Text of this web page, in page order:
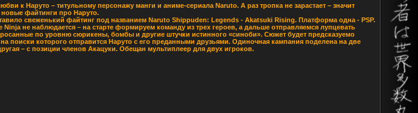
к Наруто – титульному персонажу манги и аниме-сериала Naruto. А раз тропка не зарастает – значит
файтинги про Наруто.
свеженький файтинг под названием Naruto Shippuden: Legends - Akatsuki Rising. Платформа одна - PSP.
не наблюдается – на старте формируем команду из трех героев, а дальше отправляемся лупцевать
по уровню сюрикены, бомбы и другие штучки истинного «синоби». Сюжет будет предсказуемо
поиски которого отправится Наруто с его преданными друзьями. Одиночная кампания поделена на две
– с позиции членов Акацуки. Обещан мультиплеер для двух игроков.